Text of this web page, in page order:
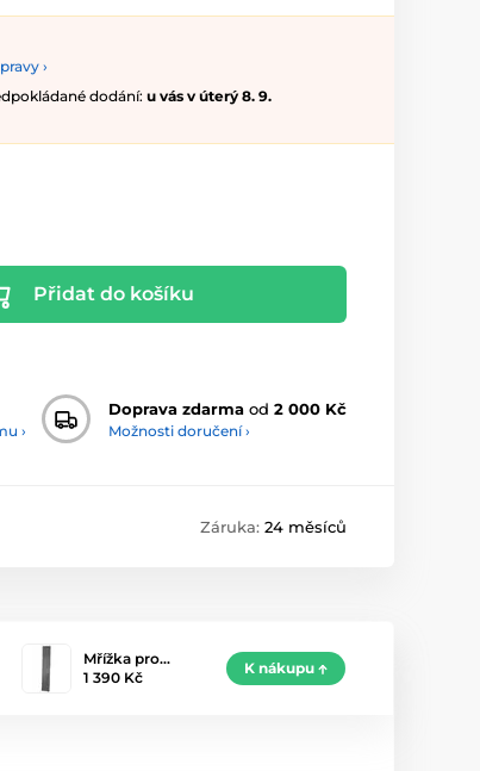
›
dodání: u vás v úterý 8. 9.
Přidat do košíku
›
Doprava zdarma od 2 000 Kč
Možnosti doručení ›
Záruka: 24 měsíců
Mřížka pro…
1 390 Kč
K nákupu